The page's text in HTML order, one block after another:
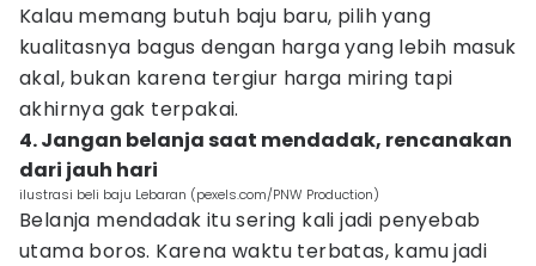
Kalau memang butuh baju baru, pilih yang
kualitasnya bagus dengan harga yang lebih masuk
akal, bukan karena tergiur harga miring tapi
akhirnya gak terpakai.
4. Jangan belanja saat mendadak, rencanakan
dari jauh hari
ilustrasi beli baju Lebaran (pexels.com/PNW Production)
Belanja mendadak itu sering kali jadi penyebab
utama boros. Karena waktu terbatas, kamu jadi